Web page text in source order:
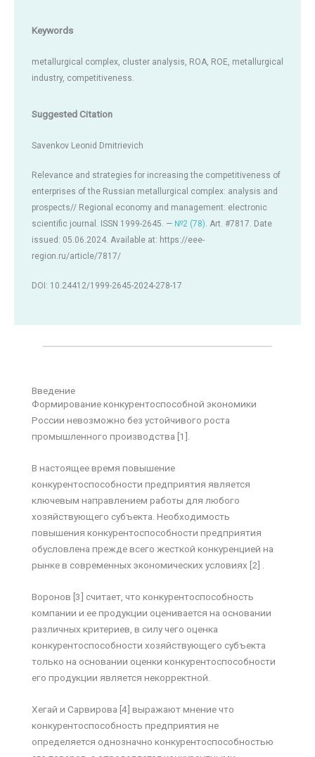
Keywords
metallurgical complex, cluster analysis, ROA, ROE, metallurgical
industry, competitiveness.
Suggested Citation
Savenkov Leonid Dmitrievich
Relevance and strategies for increasing the competitiveness of
enterprises of the Russian metallurgical complex: analysis and
prospects// Regional economy and management: electronic
scientific journal. ISSN 1999-2645. — №2 (78). Art. #7817. Date
issued: 05.06.2024. Available at: https://eee-
region.ru/article/7817/
DOI: 10.24412/1999-2645-2024-278-17
Введение
Формирование конкурентоспособной экономики
России невозможно без устойчивого роста
промышленного производства [1].
В настоящее время повышение
конкурентоспособности предприятия является
ключевым направлением работы для любого
хозяйствующего субъекта. Необходимость
повышения конкурентоспособности предприятия
обусловлена прежде всего жесткой конкуренцией на
рынке в современных экономических условиях [2] .
Воронов [3] считает, что конкурентоспособность
компании и ее продукции оценивается на основании
различных критериев, в силу чего оценка
конкурентоспособности хозяйствующего субъекта
только на основании оценки конкурентоспособности
его продукции является некорректной.
Хегай и Сарвирова [4] выражают мнение что
конкурентоспособность предприятия не
определяется однозначно конкурентоспособностью